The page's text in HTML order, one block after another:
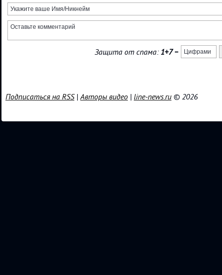
Защита от спама: 1+7=
Подписаться на RSS|Авторы видео | line-news.ru © 2026